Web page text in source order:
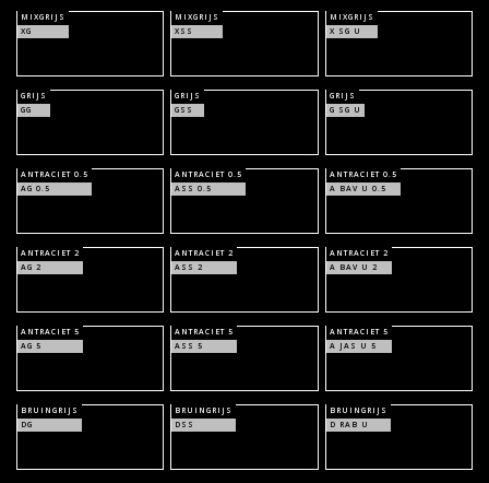
MIXGRIJS
XG
GRIJS
GG
ANTRACIET 0.5
AG 0.5
ANTRACIET 2
AG 2
ANTRACIET 5
AG 5
BRUINGRIJS
DG
MIXGRIJS
XSS
GRIJS
GSS
ANTRACIET 0.5
ASS 0.5
ANTRACIET 2
ASS 2
ANTRACIET 5
ASS 5
BRUINGRIJS
DSS
MIXGRIJS
X SG U
GRIJS
G SG U
ANTRACIET 0.5
A BAV U 0.5
ANTRACIET 2
A BAV U 2
ANTRACIET 5
A JAS U 5
BRUINGRIJS
D RAB U